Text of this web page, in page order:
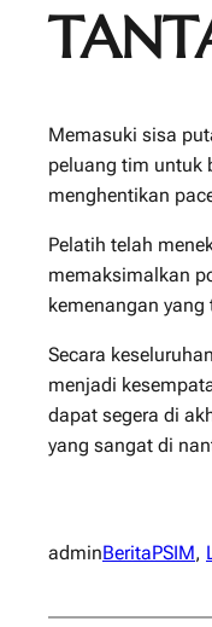
Memasuki sisa
peluang tim untuk
menghentikan
Pelatih telah
memaksimalkan
kemenangan
Secara
menjadi
dapat segera di
yang sangat di
adminBeritaPSIM,